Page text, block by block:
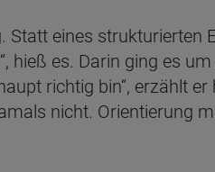
eines strukturierten
hieß es. Darin ging es
richtig bin“, erzählt
nicht. Orientierung